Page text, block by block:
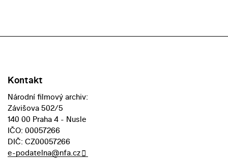
Kontakt
Národní filmový archiv:
Závišova 502/5
140 00 Praha 4 - Nusle
IČO: 00057266
DIČ: CZ00057266
e-podatelna@nfa.cz